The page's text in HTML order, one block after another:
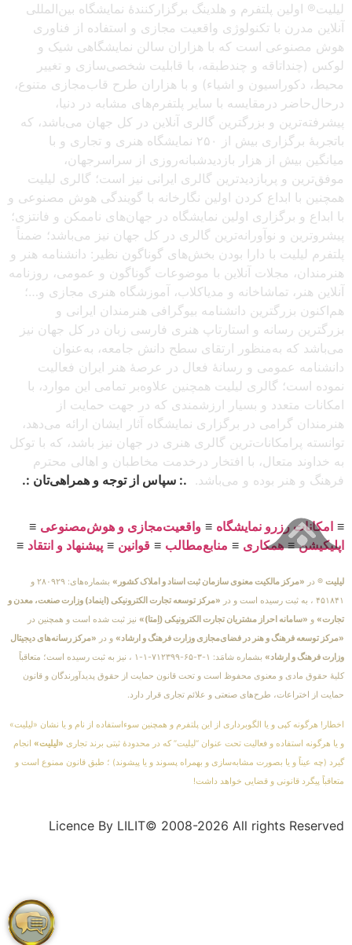
لیلیت® اولین پلتفرم و هلدینگ برگزارکنندهٔ نمایشگاه بین‌المللی
آنلاین مدرن با تکنولوژی واقعیت مجازی و استفاده از فناوری
هوش مصنوعی است که با هزاران سالن نمایشگاهی شیک و
لوکس (چنداتاقه و چندطبقه، با قابلیت شخصی‌سازی و تغییر
محیط، دکوراسیون و اشیاء) و با هزاران طرح قاب‌مجازی متنوع،
درحال‌حاضر درمقایسه با سایر پلتفرم‌های مشابه در دنیا،
پیشرفته‌ترین و بزرگترین گالری آنلاین در کل جهان می‌باشد، که
باتجربهٔ برگزاری بیش از ۲۵۰ نمایشگاه هنری و تجاری و با
میانگین بیش از هزار بازدیدشبانه‌روزی از سراسرجهان،
موفق‌ترین و پربازدیدترین گالری ایرانی نیز است؛ گالری لیلیت
همچنین با ابداع کردن اولین نگارخانه با گویندگی هوش مصنوعی و
با ابداع و برگزاری اولین نمایشگاه در جهان‌های ناممکن و فانتزی؛
پیشروترین و نوآورانه‌ترین گالری در کل جهان نیز می‌باشد؛ ضمناً
پلتفرم لیلیت با دارا بودن بخش‌های گوناگون نظیر: دانشنامه هنر و
هنرمندان، مجلات آنلاین با موضوعات گوناگون و عمومی، روزنامه
آنلاین هنر، تماشاخانه و مدیاکلاب، آموزشگاه هنری مجازی و…؛
هم‌اکنون بزرگترین دانشنامه بیوگرافی هنرمندان ایرانی و
بزرگترین رسانه و استارتاپ هنری فارسی زبان در کل جهان نیز
می‌باشد که به‌منظور ارتقای سطح دانش جامعه، به‌عنوان
دانشنامه عمومی و رسانهٔ فعال در عرصهٔ هنر ایران فعالیت
نموده است؛ گالری لیلیت همچنین علاوه‌بر تمامی این موارد، با
امکانات متعدد و بسیار ارزشمندی که در جهت حمایت از
هنرمندان گرامی در برگزاری نمایشگاه آثار ایشان ارائه می‌دهد،
توانسته پرامکانات‌ترین گالری هنری در جهان نیز باشد، که با توکل
به خداوند متعال، با افتخار درخدمت مخاطبان و اهالی محترم
فرهنگ و هنر بوده و می‌باشد. .: سپاس از توجه و همراهی‌تان :.
≡ امکانات رزرو نمایشگاه ≡ واقعیت‌مجازی و هوش‌مصنوعی ≡
اپلیکیشن≡همکاری ≡ منابع‌مطالب ≡ قوانین ≡ پیشنهاد و انتقاد ≡
لیلیت ® در «مرکز مالکیت معنوی سازمان ثبت اسناد و املاک کشور»
بشماره‌های: ۲۸۰۹۲۹ و
۴۵۱۸۴۱ ، به ثبت رسیده است و در
«مرکز توسعه تجارت الکترونیکی (اینماد) وزارت صنعت، معدن و
تجارت» و «سامانه احراز مشتریان تجارت الکترونیکی (اِمتا)» نیز ثبت شده است و همچنین در
«مرکز توسعه فرهنگ و هنر در فضای‌مجازی وزارت فرهنگ و ارشاد» و در «مرکز رسانه‌های دیجیتال
وزارت فرهنگ و ارشاد»
بشماره شامَد: ۱-۳-۶۵-۷۱۲۳۹۹-۱-۱ ، نیز به ثبت رسیده است؛ متعاقباً
کلیهٔ حقوق مادی و معنوی محفوظ است و تحت قانون حمایت از حقوق پدیدآورندگان و قانون
حمایت از اختراعات، طرح‌های صنعتی و علائم تجاری قرار دارد.
اخطار! هرگونه کپی و یا الگوبرداری از این پلتفرم و همچنین سوءاستفاده از نام و یا نشان «لیلیت»
و یا هرگونه استفاده و فعالیت تحت عنوان “لیلیت” که در محدودهٔ ثبتی برند تجاری «لیلیت» انجام
گیرد (چه عیناً و یا بصورت مشابه‌سازی و بهمراه پسوند و یا پیشوند) ؛ طبق قانون ممنوع است و
متعاقباً پیگرد قانونی و قضایی خواهد داشت!
Licence By LILIT© 2008-2026 All rights Reserved